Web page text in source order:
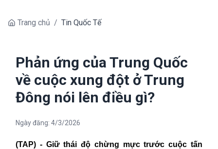
Trang chủ / Tin Quốc Tế
Phản ứng của Trung Quốc
về cuộc xung đột ở Trung
Đông nói lên điều gì?
Ngày đăng: 4/3/2026
(TAP) - Giữ thái độ chừng mực trước cuộc tấn